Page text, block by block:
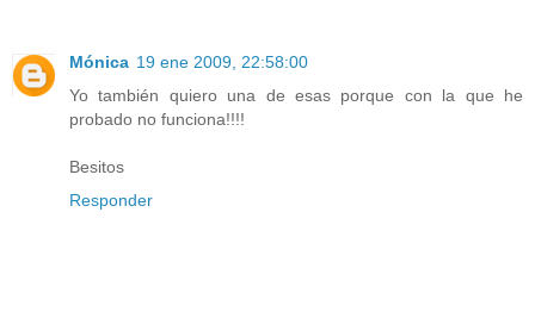
Mónica 19 ene 2009, 22:58:00
Yo también quiero una de esas porque con la que he
probado no funciona!!!!
Besitos
Responder